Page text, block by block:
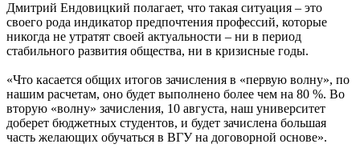
Дмитрий Ендовицкий полагает, что такая ситуация – это
своего рода индикатор предпочтения профессий, которые
никогда не утратят своей актуальности – ни в период
стабильного развития общества, ни в кризисные годы.
«Что касается общих итогов зачисления в «первую волну», по
нашим расчетам, оно будет выполнено более чем на 80 %. Во
вторую «волну» зачисления, 10 августа, наш университет
доберет бюджетных студентов, и будет зачислена большая
часть желающих обучаться в ВГУ на договорной основе».